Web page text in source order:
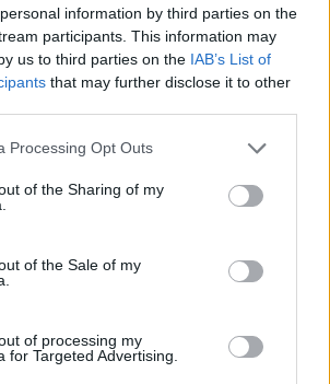
information by third parties on the
participants. This information may
us to third parties on the IAB’s List of
that may further disclose it to other
Processing Opt Outs
of the Sharing of my
of the Sale of my
of processing my
for Targeted Advertising.
επιβεβαιώνει την
πολιτών της Ευρώπης